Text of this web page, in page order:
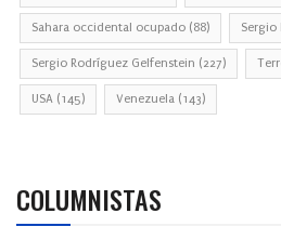
Sahara occidental ocupado (88) Sergio
Sergio Rodríguez Gelfenstein (227)
USA (145) Venezuela (143)
COLUMNISTAS